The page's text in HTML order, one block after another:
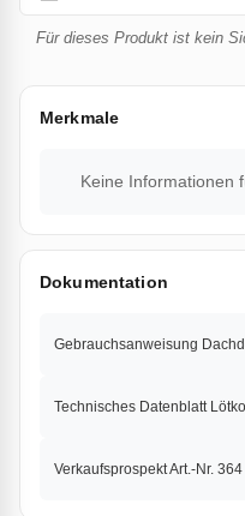
Für dieses Produkt ist kein
Merkmale
Keine Informationen
Dokumentation
Gebrauchsanweisung
Technisches Datenblatt
Verkaufsprospekt Art.-Nr. 364